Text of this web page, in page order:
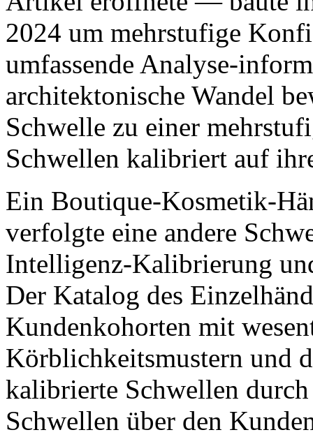
2024 um mehrstufige
umfassende Analyse-
architektonische Wandel
Schwelle zu einer
Schwellen kalibriert auf
Ein Boutique-Kosmetik-
verfolgte eine andere
Intelligenz-Kalibrierung
Der Katalog des
Kundenkohorten mit
Körblichkeitsmustern und
kalibrierte Schwellen
Schwellen über den